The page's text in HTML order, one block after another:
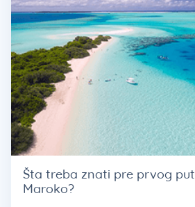
Šta treba znati pre prvog
Maroko?